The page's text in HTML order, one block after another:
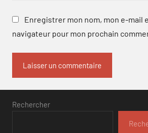
Enregistrer mon nom, mon e-mail
navigateur pour mon prochain
Rechercher